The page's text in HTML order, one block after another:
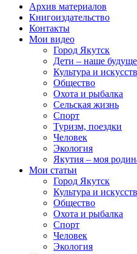
Архив материалов
Книгоиздательство
Контакты
Мои видео
Город Якутск
Дети – наше
Культура и
Общество
Охота и рыбалка
Сельская жизнь
Спорт
Туризм, поездки
Человек
Экология
Якутия – моя
Мои статьи
Город Якутск
Культура и
Общество
Охота и рыбалка
Спорт
Человек
Экология